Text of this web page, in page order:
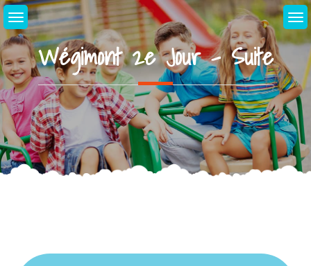
Skip
to
contentWégimont 2e Jour – Suite